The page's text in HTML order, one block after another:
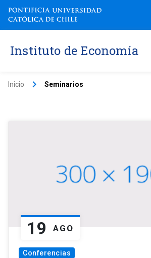
Instituto de Economía
Inicio keyboard_arrow_right Seminarios
19 AGO
Conferencias